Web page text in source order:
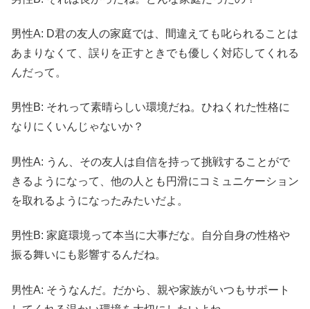
男性A: D君の友人の家庭では、間違えても叱られることは
あまりなくて、誤りを正すときでも優しく対応してくれる
んだって。
男性B: それって素晴らしい環境だね。ひねくれた性格に
なりにくいんじゃないか？
男性A: うん、その友人は自信を持って挑戦することがで
きるようになって、他の人とも円滑にコミュニケーション
を取れるようになったみたいだよ。
男性B: 家庭環境って本当に大事だな。自分自身の性格や
振る舞いにも影響するんだね。
男性A: そうなんだ。だから、親や家族がいつもサポート